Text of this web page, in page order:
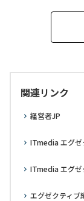
関連リンク
経営者JP
ITmedia エグゼ
ITmedia エグゼ
エグゼクティ